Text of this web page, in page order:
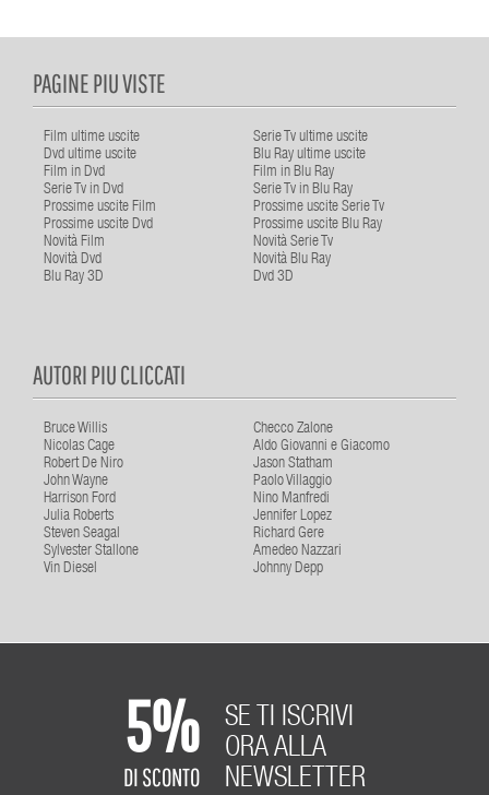
PAGINE PIU VISTE
Film ultime uscite
Serie Tv ultime uscite
Dvd ultime uscite
Blu Ray ultime uscite
Film in Dvd
Film in Blu Ray
Serie Tv in Dvd
Serie Tv in Blu Ray
Prossime uscite Film
Prossime uscite Serie Tv
Prossime uscite Dvd
Prossime uscite Blu Ray
Novità Film
Novità Serie Tv
Novità Dvd
Novità Blu Ray
Blu Ray 3D
Dvd 3D
AUTORI PIU CLICCATI
Bruce Willis
Checco Zalone
Nicolas Cage
Aldo Giovanni e Giacomo
Robert De Niro
Jason Statham
John Wayne
Paolo Villaggio
Harrison Ford
Nino Manfredi
Julia Roberts
Jennifer Lopez
Steven Seagal
Richard Gere
Sylvester Stallone
Amedeo Nazzari
Vin Diesel
Johnny Depp
5%
DI SCONTO
SE TI ISCRIVI
ORA ALLA
NEWSLETTER